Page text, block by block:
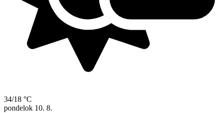
34/18 °C
pondelok 10. 8.